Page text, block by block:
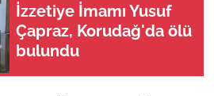
İzzetiye İmamı Yusuf
Çapraz, Korudağ'da ölü
bulundu